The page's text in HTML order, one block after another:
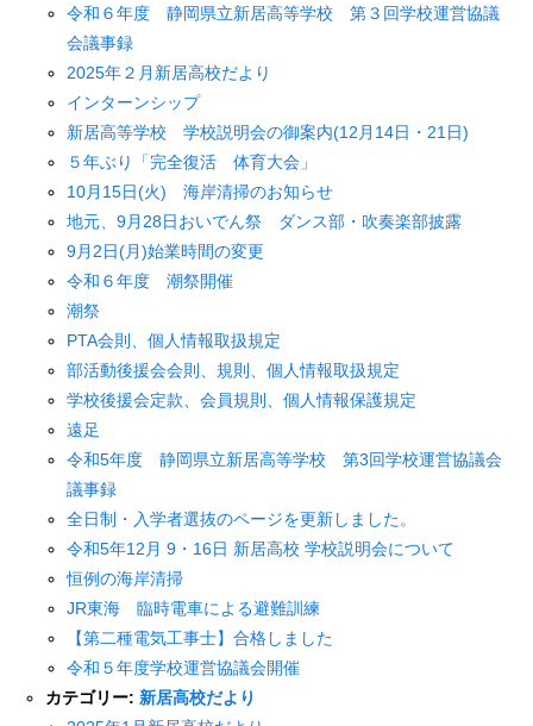
令和６年度 静岡県立新居高等学校 第３回学校運営協議
会議事録
2025年２月新居高校だより
インターンシップ
新居高等学校 学校説明会の御案内(12月14日・21日)
５年ぶり「完全復活 体育大会」
10月15日(火) 海岸清掃のお知らせ
地元、9月28日おいでん祭 ダンス部・吹奏楽部披露
9月2日(月)始業時間の変更
令和６年度 潮祭開催
潮祭
PTA会則、個人情報取扱規定
部活動後援会会則、規則、個人情報取扱規定
学校後援会定款、会員規則、個人情報保護規定
遠足
令和5年度 静岡県立新居高等学校 第3回学校運営協議会
議事録
全日制・入学者選抜のページを更新しました。
令和5年12月 9・16日 新居高校 学校説明会について
恒例の海岸清掃
JR東海 臨時電車による避難訓練
【第二種電気工事士】合格しました
令和５年度学校運営協議会開催
カテゴリー: 新居高校だより